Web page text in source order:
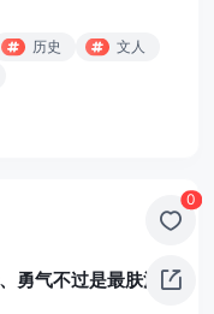
历史
文人
勇气不过是最肤浅的
0